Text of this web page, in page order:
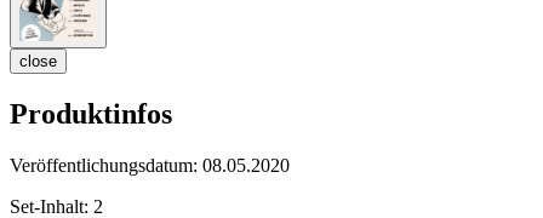
close
Produktinfos
Veröffentlichungsdatum: 08.05.2020
Set-Inhalt: 2